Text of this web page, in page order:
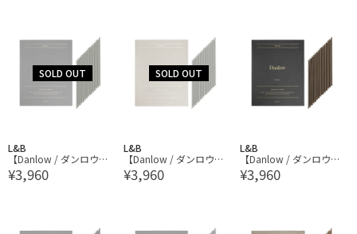
L&B
【Danlow / ダンロウ】
インセンススティックス
¥3,960
L&B
【Danlow / ダンロウ】
インセンススティックス
¥3,960
L&B
【Danlow / ダンロウ】
インセンススティックス
¥3,960